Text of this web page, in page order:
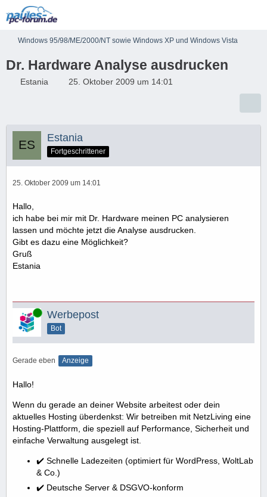
Windows 95/98/ME/2000/NT sowie Windows XP und Windows Vista
Dr. Hardware Analyse ausdrucken
Estania 25. Oktober 2009 um 14:01
Estania
Fortgeschrittener
25. Oktober 2009 um 14:01
Hallo,
ich habe bei mir mit Dr. Hardware meinen PC analysieren
lassen und möchte jetzt die Analyse ausdrucken.
Gibt es dazu eine Möglichkeit?
Gruß
Estania
Online Werbepost
Bot
Gerade eben Anzeige
Hallo!
Wenn du gerade an deiner Website arbeitest oder dein
aktuelles Hosting überdenkst: Wir betreiben mit NetzLiving eine
Hosting-Plattform, die speziell auf Performance, Sicherheit und
einfache Verwaltung ausgelegt ist.
✔️ Schnelle Ladezeiten (optimiert für WordPress, WoltLab
& Co.)
✔️ Deutsche Server & DSGVO-konform